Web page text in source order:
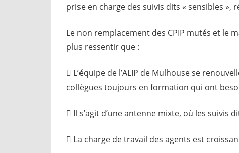
prise en charge des suivis dits « sensibles
Le non remplacement des CPIP mutés et le
plus ressentir que :
 L’équipe de l’ALIP de Mulhouse se
collègues toujours en formation qui ont
 Il s’agit d’une antenne mixte, où les suivis
 La charge de travail des agents est